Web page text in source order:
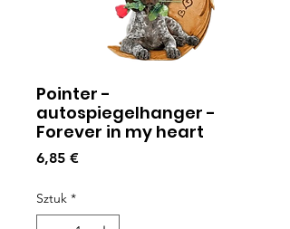
Pointer -
autospiegelhanger -
Forever in my heart
6,85 €Cena
Sztuk *